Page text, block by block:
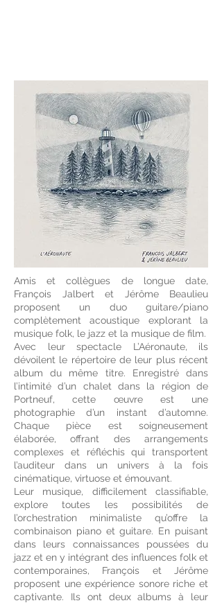
Amis et collègues de longue date,
François Jalbert et Jérôme Beaulieu
proposent un duo guitare/piano
complètement acoustique explorant la
musique folk, le jazz et la musique de film.
Avec leur spectacle L’Aéronaute, ils
dévoilent le répertoire de leur plus récent
album du même titre. Enregistré dans
l’intimité d’un chalet dans la région de
Portneuf, cette œuvre est une
photographie d’un instant d’automne.
Chaque pièce est soigneusement
élaborée, offrant des arrangements
complexes et réfléchis qui transportent
l’auditeur dans un univers à la fois
cinématique, virtuose et émouvant.
Leur musique, difficilement classifiable,
explore toutes les possibilités de
l’orchestration minimaliste qu’offre la
combinaison piano et guitare. En puisant
dans leurs connaissances poussées du
jazz et en y intégrant des influences folk et
contemporaines, François et Jérôme
proposent une expérience sonore riche et
captivante. Ils ont deux albums à leur